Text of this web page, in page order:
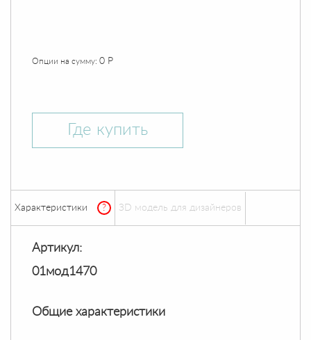
Опции на сумму: 0 Р
Где купить
Характеристики ? ЗD модель для дизайнеров
Артикул:
01мод1470
Общие характеристики